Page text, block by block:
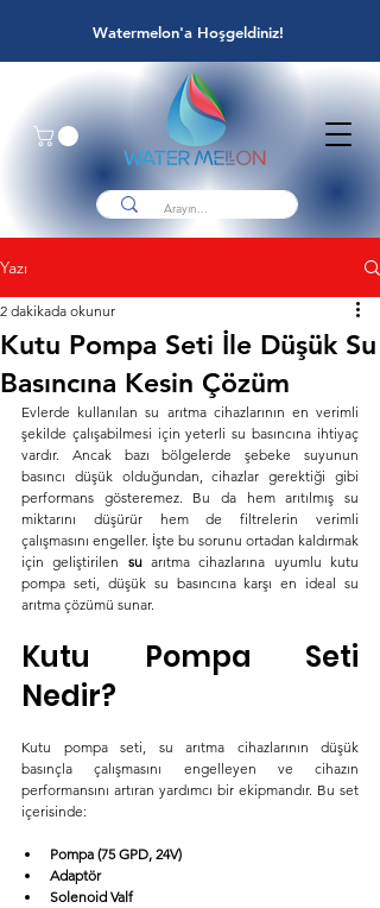
Watermelon'a Hoşgeldiniz!
Yazı
Kutu Pompa Seti İle Düşük Su
Basıncına Kesin Çözüm
2 dakikada okunur
Evlerde kullanılan su arıtma cihazlarının en verimli
şekilde çalışabilmesi için yeterli su basıncına ihtiyaç
vardır. Ancak bazı bölgelerde şebeke suyunun
basıncı düşük olduğundan, cihazlar gerektiği gibi
performans gösteremez. Bu da hem arıtılmış su
miktarını düşürür hem de filtrelerin verimli
çalışmasını engeller. İşte bu sorunu ortadan kaldırmak
için geliştirilen su arıtma cihazlarına uyumlu kutu
pompa seti, düşük su basıncına karşı en ideal su
arıtma çözümü sunar.
Kutu Pompa Seti
Nedir?
Kutu pompa seti, su arıtma cihazlarının düşük
basınçla çalışmasını engelleyen ve cihazın
performansını artıran yardımcı bir ekipmandır. Bu set
içerisinde:
Pompa (75 GPD, 24V)
Adaptör
Solenoid Valf